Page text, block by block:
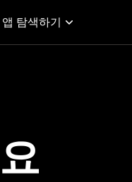
앱 탐색하기